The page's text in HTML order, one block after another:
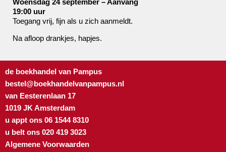
Woensdag 24 september – Aanvang
19:00 uur
Toegang vrij, fijn als u zich aanmeldt.
Na afloop drankjes, hapjes.
de boekhandel van Pampus
bestel@boekhandelvanpampus.nl
van Eesterenlaan 17
1019 JK Amsterdam
u appt ons 06 1544 8310
u belt ons 020 419 3023
Algemene Voorwaarden